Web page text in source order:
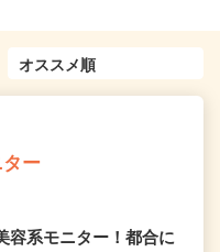
ー
容系モニター！都合に